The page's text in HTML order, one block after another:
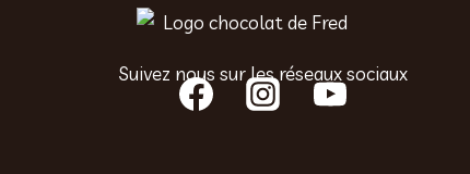
Suivez nous sur les réseaux sociaux